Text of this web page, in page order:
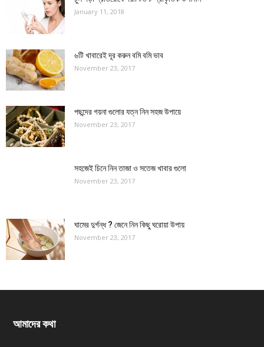
January 11, 2018
৬টি খাবারেই দূর করুন বমি বমি ভাব
November 23, 2017
পছন্দের গয়না গুলোর যত্ন নিন সহজ উপায়ে
November 23, 2017
সহজেই চিনে নিন তাজা ও সতেজ খাবার গুলো
November 23, 2017
ঘামের দুর্গন্ধ ? জেনে নিন কিছু ঘরোয়া উপায়
November 23, 2017
আমাদের কথা